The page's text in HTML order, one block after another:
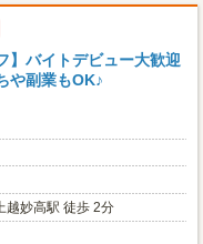
】バイトデビュー大歓迎
や副業もOK♪
越妙高駅 徒歩 2分